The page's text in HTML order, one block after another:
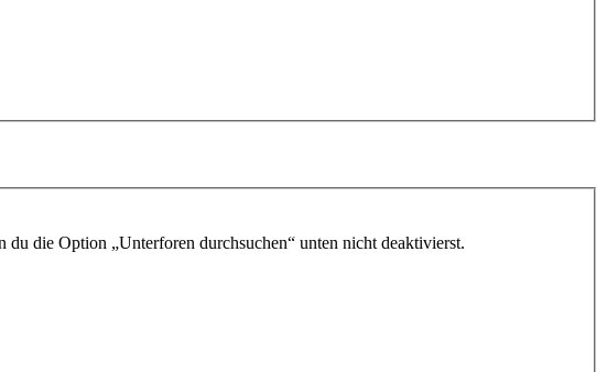
die Option „Unterforen durchsuchen“ unten nicht deaktivierst.